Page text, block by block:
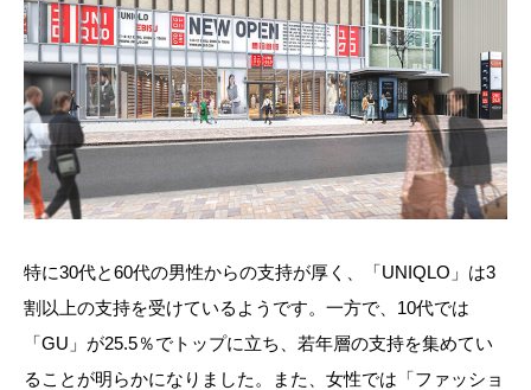
特に30代と60代の男性からの支持が厚く、「UNIQLO」は3
割以上の支持を受けているようです。一方で、10代では
「GU」が25.5％でトップに立ち、若年層の支持を集めてい
ることが明らかになりました。また、女性では「ファッショ